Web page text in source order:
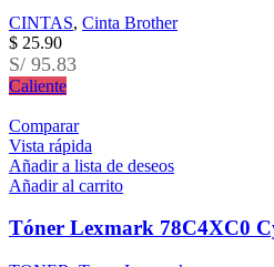
CINTAS, Cinta Brother
$ 25.90
S/ 95.83
Caliente
Comparar
Vista rápida
Añadir a lista de deseos
Añadir al carrito
Tóner Lexmark 78C4XC0